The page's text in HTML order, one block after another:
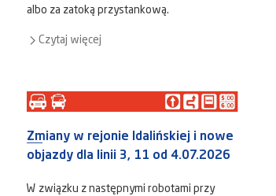
albo za zatoką przystankową.
Czytaj więcej
Zmiany w rejonie Idalińskiej i nowe
objazdy dla linii 3, 11 od 4.07.2026
W związku z następnymi robotami przy